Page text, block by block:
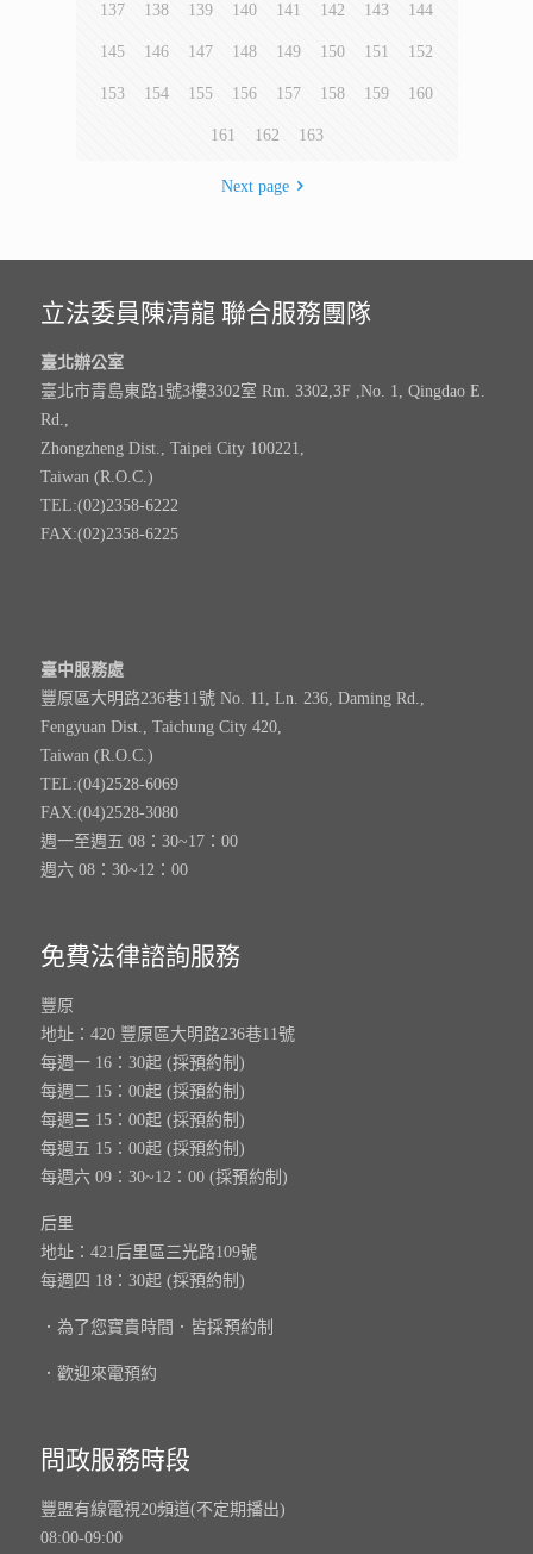
137 138 139 140 141 142 143 144
145 146 147 148 149 150 151 152
153 154 155 156 157 158 159 160
161 162 163
Next page
立法委員陳清龍 聯合服務團隊
臺北辦公室
臺北市青島東路1號3樓3302室 Rm. 3302,3F ,No. 1, Qingdao E.
Rd.,
Zhongzheng Dist., Taipei City 100221,
Taiwan (R.O.C.)
TEL:(02)2358-6222
FAX:(02)2358-6225
臺中服務處
豐原區大明路236巷11號 No. 11, Ln. 236, Daming Rd.,
Fengyuan Dist., Taichung City 420,
Taiwan (R.O.C.)
TEL:(04)2528-6069
FAX:(04)2528-3080
週一至週五 08：30~17：00
週六 08：30~12：00
免費法律諮詢服務
豐原
地址：420 豐原區大明路236巷11號
每週一 16：30起 (採預約制)
每週二 15：00起 (採預約制)
每週三 15：00起 (採預約制)
每週五 15：00起 (採預約制)
每週六 09：30~12：00 (採預約制)
后里
地址：421后里區三光路109號
每週四 18：30起 (採預約制)
．為了您寶貴時間．皆採預約制
．歡迎來電預約
問政服務時段
豐盟有線電視20頻道(不定期播出)
08:00-09:00